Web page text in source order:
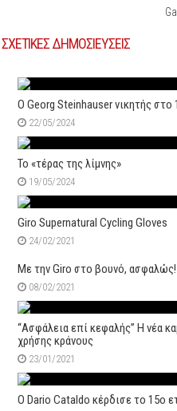
ΣΧΕΤΙΚΕΣ ΔΗΜΟΣΙΕΥΣΕΙΣ
Ο Georg Steinhauser νικητής στο
22/05/2024
Το «τέρας της λίμνης»
19/05/2024
Giro Supernatural Cycling Gloves
24/02/2021
Με την Giro στο βουνό, ασφαλώς!
08/02/2021
“Ασφάλεια επί κεφαλής” H νέα
χρήσης κράνους
23/01/2021
Ο Dario Cataldo κέρδισε το 15ο